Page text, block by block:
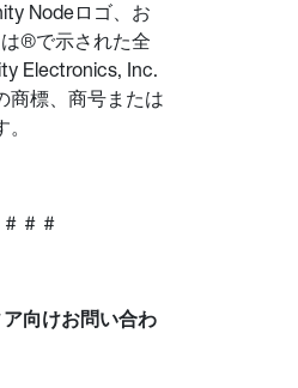
Nodeロゴ、お
®で示された全
Electronics, Inc.
商標、商号または
# # #
向けお問い合わ